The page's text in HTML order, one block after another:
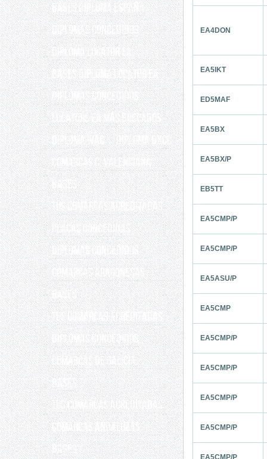
BASES DIPLOMA ESPAÑA
Diplomas concedidos
Diploma Locator EA
Bases Diploma Locator EA
Diplomas concedidos
Locators EA más buscados
DIPLOMA WAC
Diploma DXCC
Comarcas C. Valenciana
Bases
Tus Comarcas acreditadas
Placas concedidas
DIPLOMAS CONCEDIDOS
COMARCAS ARAGONESAS
Bases
Tus comarcas acreditadas
DIPLOMAS CONCEDIDOS
COMARCAS DE GALICIA
Bases
Tus comarcas acreditadas
COMARCAS ANDALUZAS
Bases
EA4DON
EA5IKT
ED5MAF
EA5BX
EA5BX/P
EB5TT
EA5CMP/P
EA5CMP/P
EA5ASU/P
EA5CMP
EA5CMP/P
EA5CMP/P
EA5CMP/P
EA5CMP/P
EA5CMP/P